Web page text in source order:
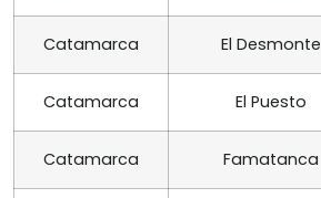
Catamarca El Desmonte
Catamarca El Puesto
Catamarca Famatanca